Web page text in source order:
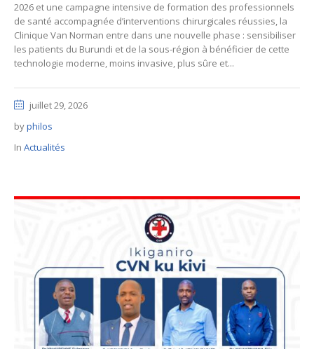
2026 et une campagne intensive de formation des professionnels
de santé accompagnée d’interventions chirurgicales réussies, la
Clinique Van Norman entre dans une nouvelle phase : sensibiliser
les patients du Burundi et de la sous-région à bénéficier de cette
technologie moderne, moins invasive, plus sûre et...
juillet 29, 2026
byphilos
In Actualités